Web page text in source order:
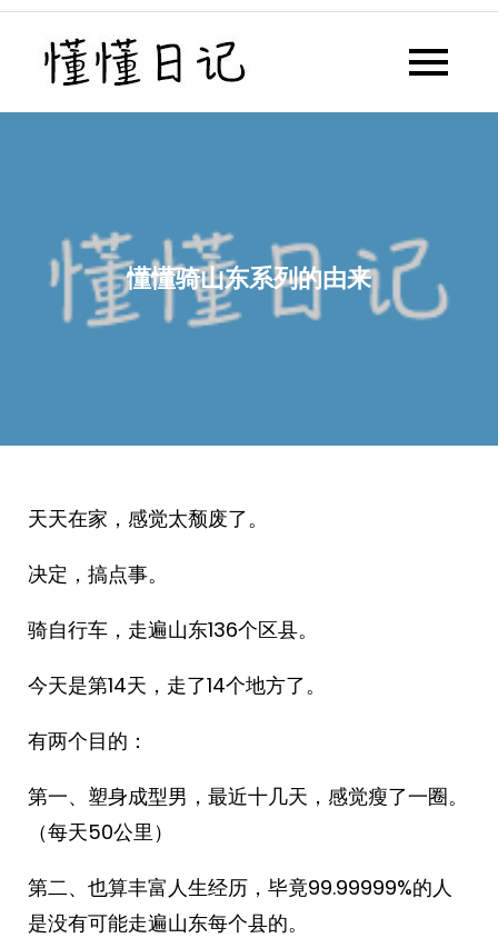
Skip
content
懂懂日记网每天同步更新懂懂学
懂懂骑山东系列的由来
天天在家，感觉太颓废了。
决定，搞点事。
骑自行车，走遍山东136个区县。
今天是第14天，走了14个地方了。
有两个目的：
第一、塑身成型男，最近十几天，感觉瘦了一圈。
（每天50公里）
第二、也算丰富人生经历，毕竟99.99999%的人
是没有可能走遍山东每个县的。